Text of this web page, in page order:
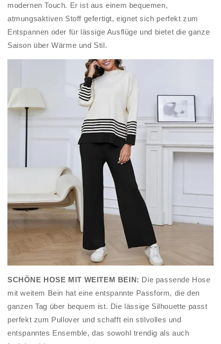
modernen Touch. Er ist aus einem bequemen,
atmungsaktiven Stoff gefertigt, eignet sich perfekt zum
Entspannen oder für lässige Ausflüge und bietet die ganze
Saison über Wärme und Stil.
SCHÖNE HOSE MIT WEITEM BEIN: Die passende Hose
mit weitem Bein hat eine entspannte Passform, die den
ganzen Tag über bequem ist. Die lässige Silhouette passt
perfekt zum Pullover und schafft ein stilvolles und
entspanntes Ensemble, das sowohl trendig als auch